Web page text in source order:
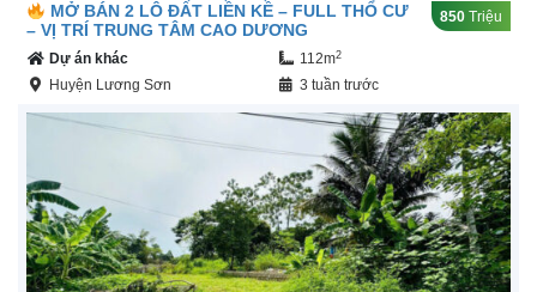
MỞ BÁN 2 LÔ ĐẤT LIỀN KỀ – FULL THỔ CƯ
– VỊ TRÍ TRUNG TÂM CAO DƯƠNG
850 Triệu
Dự án khác 112m2
Huyện Lương Sơn 3 tuần trước